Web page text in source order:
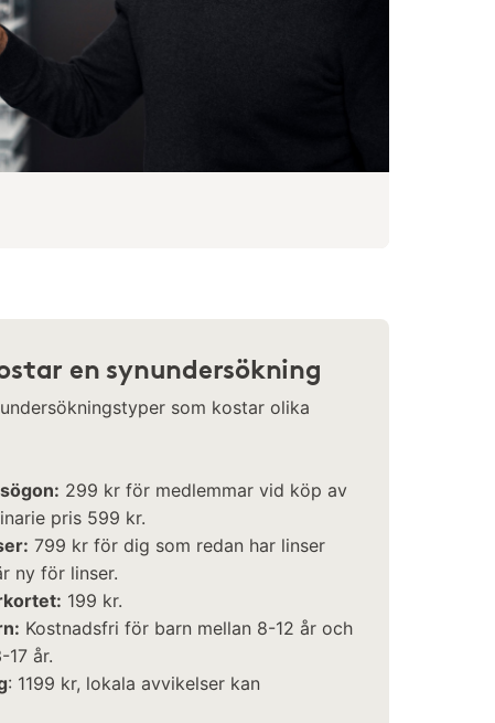
en synundersökning
som kostar olika
299 kr för medlemmar vid köp av
pris 599 kr.
799 kr för dig som redan har linser
ny för linser.
199 kr.
Kostnadsfri för barn mellan 8-12 år och
17 år.
: 1199 kr, lokala avvikelser kan